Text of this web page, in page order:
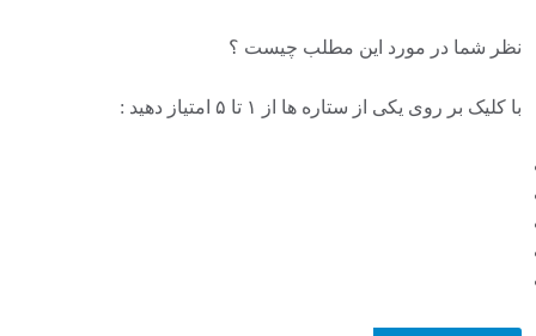
نظر شما در مورد این مطلب چیست ؟
با کلیک بر روی یکی از ستاره ها از ۱ تا ۵ امتیاز دهید :